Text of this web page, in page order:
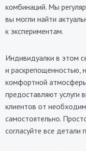
комбинаций. Мы
вы могли найти
к экспериментам.
Индивидуалки в этом
и раскрепощенностью,
комфортной
предоставляют услуги
клиентов от
самостоятельно.
согласуйте все детали